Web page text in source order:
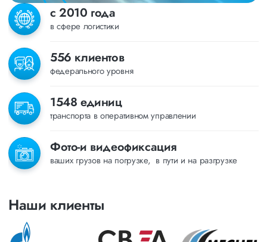
с 2010 года
в сфере логистики
556 клиентов
федерального уровня
1548 единиц
транспорта в оперативном управлении
Фото-и видеофиксация
ваших грузов на погрузке, в пути и на разгрузке
Наши клиенты